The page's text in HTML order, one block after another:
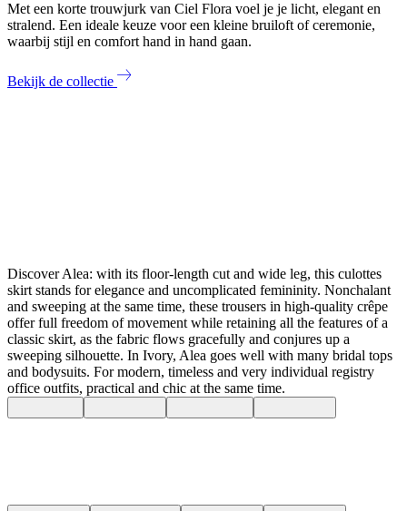
Met een korte trouwjurk van Ciel Flora voel je je licht, elegant en
stralend. Een ideale keuze voor een kleine bruiloft of ceremonie,
waarbij stijl en comfort hand in hand gaan.
Bekijk de collectie
Discover Alea: with its floor-length cut and wide leg, this culottes
skirt stands for elegance and uncomplicated femininity. Nonchalant
and sweeping at the same time, these trousers in high-quality crêpe
offer full freedom of movement while retaining all the features of a
classic skirt, as the fabric flows gracefully and conjures up a
sweeping silhouette. In Ivory, Alea goes well with many bridal tops
and bodysuits. For modern, timeless and very individual registry
office outfits, practical and chic at the same time.